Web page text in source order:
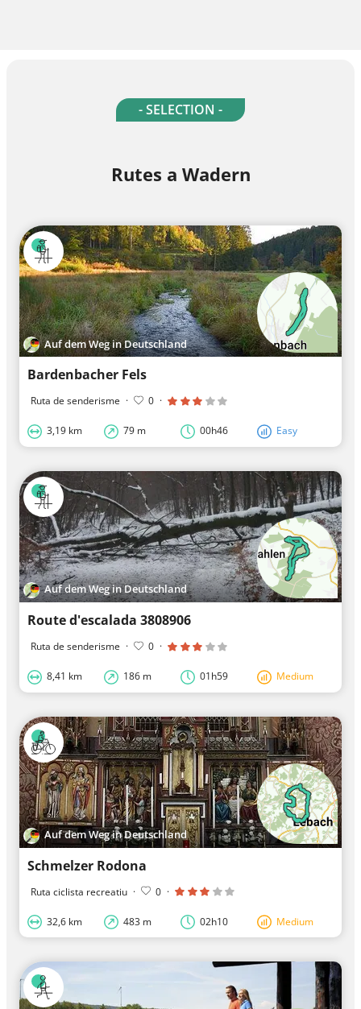
- SELECTION -
Rutes a Wadern
Auf dem Weg in Deutschland
Bardenbacher Fels
Ruta de senderisme · 0 ·
3,19 km 79 m 00h46 Easy
Auf dem Weg in Deutschland
Route d'escalada 3808906
Ruta de senderisme · 0 ·
8,41 km 186 m 01h59 Medium
Auf dem Weg in Deutschland
Schmelzer Rodona
Ruta ciclista recreatiu · 0 ·
32,6 km 483 m 02h10 Medium